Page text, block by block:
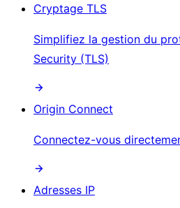
Cryptage TLS
Simplifiez la gestion du
Security (TLS)
Origin Connect
Connectez-vous
Adresses IP